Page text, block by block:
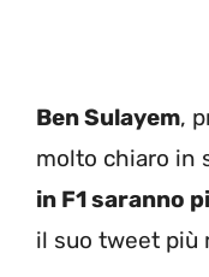
Ben Sulayem,
molto chiaro in
in F1 saranno
il suo tweet più